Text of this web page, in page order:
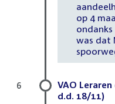
op 4
was dat
VAO
d.d. 18/11)
6